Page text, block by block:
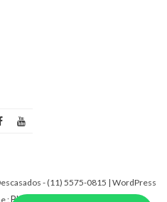
- (11) 5575-0815 | WordPress
:Bloger